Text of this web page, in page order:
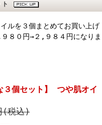
ト
ルを３個まとめてお買い上げ
８０円→２,９８４円になりま
３個セット】 つや肌オイ
(税込)